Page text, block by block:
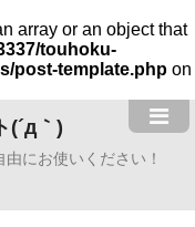
array or an object that
touhoku-
post-template.php on
(´д｀)
にお使いください！